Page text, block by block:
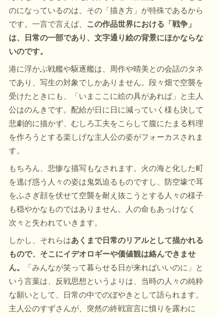
のになっているのは、その「描き方」が特殊であるから
です。一言で言えば、 この作品世界における「戦争」
は、日常の一部であり、文字通り絵の背景にほかならな
いのです。
港に浮かぶ戦艦や駆逐艦は、周作や晴美との会話のタネ
であり、写生の対象でしかありません。段々畑で空襲を
受けたときにも、「いまここに絵の具があれば」と主人
公はのんきです。配給が日に日に減っていく様も決して
悲劇的に描かず、むしろ工夫をこらして腹にたまる料理
を作ろうとする楽しげな主人公の姿がフォーカスされま
す。
もちろん、悲惨な描写もなされます。火の海と化した町
を逃げ惑う人々の姿は鬼気迫るものですし、防空壕で耳
をふさぎ顔を伏せて空襲を耐え抜こうとする人々の様子
も穏やかなものではありません。人の命もあっけなく
次々と失われていきます。
しかし、それらはあくまで日常のリアルとして描かれる
もので、そこにイデオロギーや価値観は絡んできませ
ん。
「みんなが笑って暮らせる日が来ればいいのに」と
いう言葉は、反戦思想というよりは、当時の人々の純粋
な願いとして、日常の中でのぼやきとして語られます。
主人公のすずさんが、突然の終戦宣言に憤りを露わに